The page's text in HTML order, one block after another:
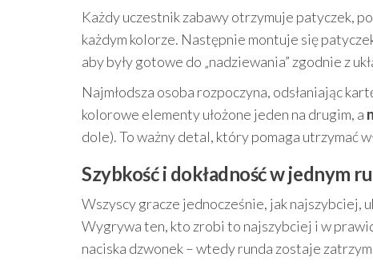
Każdy uczestnik zabawy otrzymuje patyczek,
każdym kolorze. Następnie montuje się
aby były gotowe do „nadziewania” zgodnie z
Najmłodsza osoba rozpoczyna, odsłaniając
kolorowe elementy ułożone jeden na drugim, a
dole). To ważny detal, który pomaga utrzymać
Szybkość i dokładność w jednym
Wszyscy gracze jednocześnie, jak najszybciej,
Wygrywa ten, kto zrobi to najszybciej i w
naciska dzwonek – wtedy runda zostaje